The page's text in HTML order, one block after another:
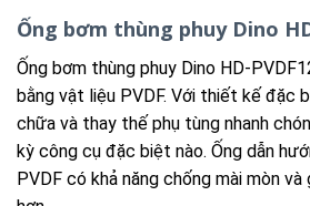
Ống bơm thùng phuy Dino
Ống bơm thùng phuy Dino HD-
bằng vật liệu PVDF. Với thiết kế đặc
chữa và thay thế phụ tùng nhanh
kỳ công cụ đặc biệt nào. Ống dẫn
PVDF có khả năng chống mài mòn